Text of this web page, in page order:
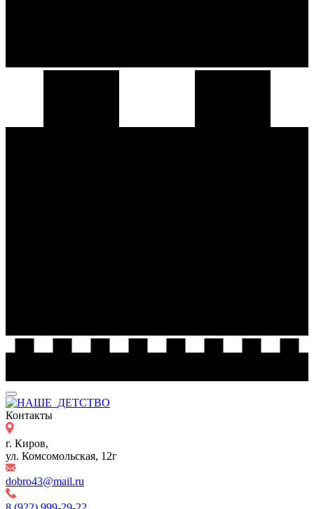
Контакты
г. Киров,
ул. Комсомольская, 12г
dobro43@mail.ru